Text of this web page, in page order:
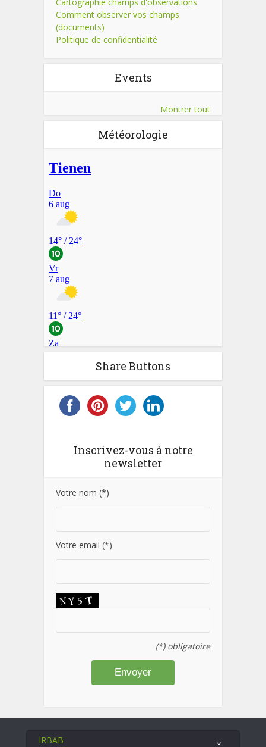
Comment observer vos champs
(documents)
Politique de confidentialité
Events
Montrer tout
Météorologie
Share Buttons
Inscrivez-vous à notre
newsletter
Votre nom (*)
Votre email (*)
(*) obligatoire
IRBAB